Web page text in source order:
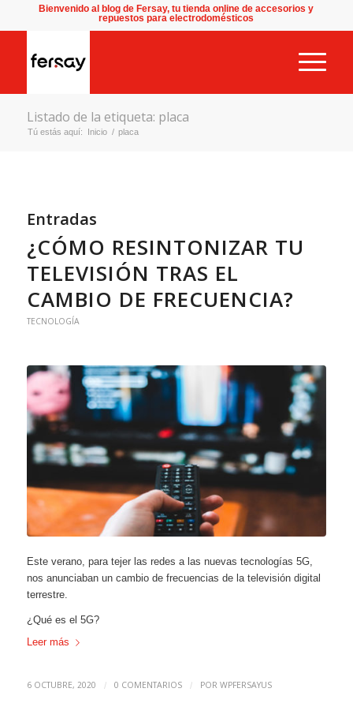
Bienvenido al blog de Fersay, tu tienda online de accesorios y
repuestos para electrodomésticos
Listado de la etiqueta: placa
Tú estás aquí: Inicio / placa
Entradas
¿CÓMO RESINTONIZAR TU
TELEVISIÓN TRAS EL
CAMBIO DE FRECUENCIA?
TECNOLOGÍA
Este verano, para tejer las redes a las nuevas tecnologías 5G,
nos anunciaban un cambio de frecuencias de la televisión digital
terrestre.
¿Qué es el 5G?
Leer más
6 OCTUBRE, 2020 / 0 COMENTARIOS / POR WPFERSAYUS